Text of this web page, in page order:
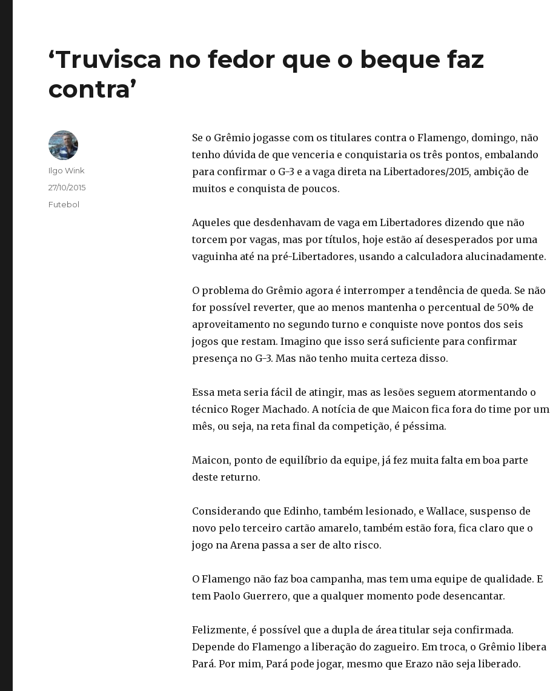
‘Truvisca no fedor que o beque faz
contra’
Se o Grêmio jogasse com os titulares contra o Flamengo, domingo, não
tenho dúvida de que venceria e conquistaria os três pontos, embalando
para confirmar o G-3 e a vaga direta na Libertadores/2015, ambição de
muitos e conquista de poucos.
Aqueles que desdenhavam de vaga em Libertadores dizendo que não
torcem por vagas, mas por títulos, hoje estão aí desesperados por uma
vaguinha até na pré-Libertadores, usando a calculadora alucinadamente.
O problema do Grêmio agora é interromper a tendência de queda. Se não
for possível reverter, que ao menos mantenha o percentual de 50% de
aproveitamento no segundo turno e conquiste nove pontos dos seis
jogos que restam. Imagino que isso será suficiente para confirmar
presença no G-3. Mas não tenho muita certeza disso.
Essa meta seria fácil de atingir, mas as lesões seguem atormentando o
técnico Roger Machado. A notícia de que Maicon fica fora do time por um
mês, ou seja, na reta final da competição, é péssima.
Maicon, ponto de equilíbrio da equipe, já fez muita falta em boa parte
deste returno.
Considerando que Edinho, também lesionado, e Wallace, suspenso de
novo pelo terceiro cartão amarelo, também estão fora, fica claro que o
jogo na Arena passa a ser de alto risco.
O Flamengo não faz boa campanha, mas tem uma equipe de qualidade. E
tem Paolo Guerrero, que a qualquer momento pode desencantar.
Felizmente, é possível que a dupla de área titular seja confirmada.
Depende do Flamengo a liberação do zagueiro. Em troca, o Grêmio libera
Pará. Por mim, Pará pode jogar, mesmo que Erazo não seja liberado.
Autor
Ilgo Wink
Publicado
27/10/2015
Categorias
Futebol